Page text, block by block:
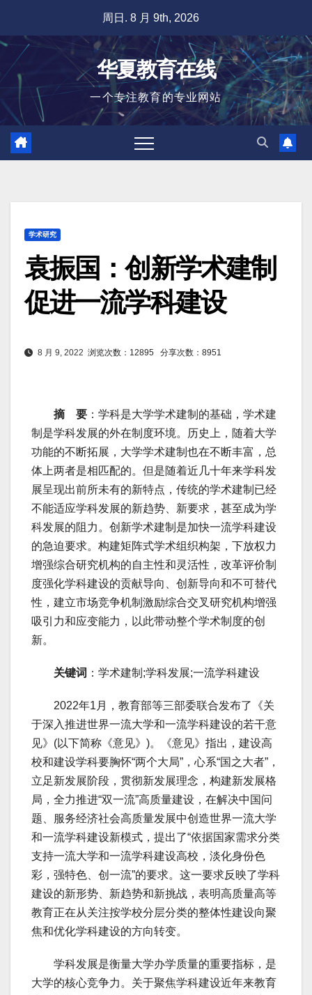
容
周日. 8 月 9th, 2026
华夏教育在线
一个专注教育的专业网站
学术研究
袁振国：创新学术建制
促进一流学科建设
8 月 9, 2022 浏览次数：12895 分享次数：8951
摘 要 ：学科是大学学术建制的基础，学术建
制是学科发展的外在制度环境。历史上，随着大学
功能的不断拓展，大学学术建制也在不断丰富，总
体上两者是相匹配的。但是随着近几十年来学科发
展呈现出前所未有的新特点，传统的学术建制已经
不能适应学科发展的新趋势、新要求，甚至成为学
科发展的阻力。创新学术建制是加快一流学科建设
的急迫要求。构建矩阵式学术组织构架，下放权力
增强综合研究机构的自主性和灵活性，改革评价制
度强化学科建设的贡献导向、创新导向和不可替代
性，建立市场竞争机制激励综合交叉研究机构增强
吸引力和应变能力，以此带动整个学术制度的创
新。
关键词 ：学术建制;学科发展;一流学科建设
2022年1月，教育部等三部委联合发布了《关
于深入推进世界一流大学和一流学科建设的若干意
见》(以下简称《意见》)。《意见》指出，建设高
校和建设学科要胸怀“两个大局”，心系“国之大者”，
立足新发展阶段，贯彻新发展理念，构建新发展格
局，全力推进“双一流”高质量建设，在解决中国问
题、服务经济社会高质量发展中创造世界一流大学
和一流学科建设新模式，提出了“依据国家需求分类
支持一流大学和一流学科建设高校，淡化身份色
彩，强特色、创一流”的要求。这一要求反映了学科
建设的新形势、新趋势和新挑战，表明高质量高等
教育正在从关注按学校分层分类的整体性建设向聚
焦和优化学科建设的方向转变。
学科发展是衡量大学办学质量的重要指标，是
大学的核心竞争力。关于聚焦学科建设近年来教育